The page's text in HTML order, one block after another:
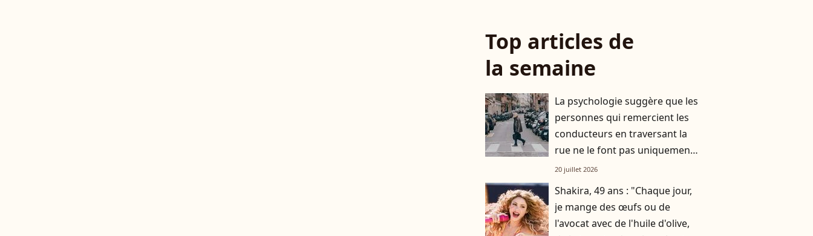
Top articles de
la semaine
La psychologie suggère que les
personnes qui remercient les
conducteurs en traversant la
rue ne le font pas uniquement
par gratitude
20 juillet 2026
Shakira, 49 ans : "Chaque jour,
je mange des œufs ou de
l'avocat avec de l'huile d'olive,